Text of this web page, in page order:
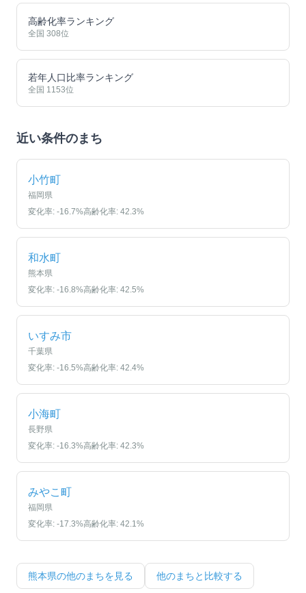
高齢化率ランキング
全国 308位
若年人口比率ランキング
全国 1153位
近い条件のまち
小竹町
福岡県
変化率: -16.7%高齢化率: 42.3%
和水町
熊本県
変化率: -16.8%高齢化率: 42.5%
いすみ市
千葉県
変化率: -16.5%高齢化率: 42.4%
小海町
長野県
変化率: -16.3%高齢化率: 42.3%
みやこ町
福岡県
変化率: -17.3%高齢化率: 42.1%
熊本県の他のまちを見る 他のまちと比較する